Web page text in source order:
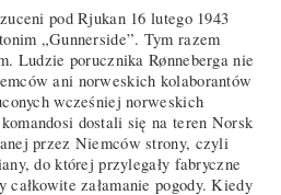
pod Rjukan 16 lutego 1943
„Gunnerside”. Tym razem
Ludzie porucznika Rønneberga nie
ani norweskich kolaborantów
wcześniej norweskich
dostali się na teren Norsk
przez Niemców strony, czyli
do której przylegały fabryczne
całkowite załamanie pogody. Kiedy